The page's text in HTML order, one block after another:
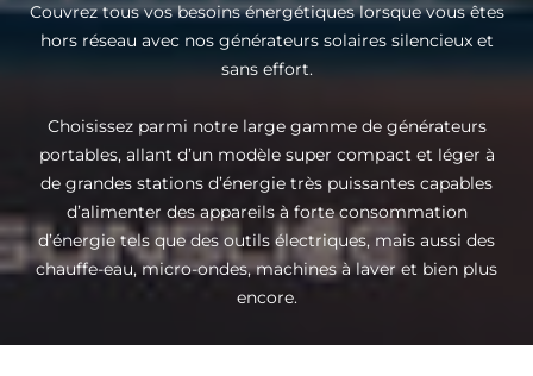
generator
Couvrez tous vos besoins énergétiques lorsque vous êtes
hors réseau avec nosgénérateurs solaires silencieux et
sans effort.
Choisissez parmi notre large gamme de générateurs
portables, allant d’un modèle super compact et léger à
de grandes stations d’énergie très puissantes capables
d’alimenter des appareils à forte consommation
d’énergie tels que des outils électriques, mais aussi des
chauffe-eau, micro-ondes, machines à laver et bien plus
encore.